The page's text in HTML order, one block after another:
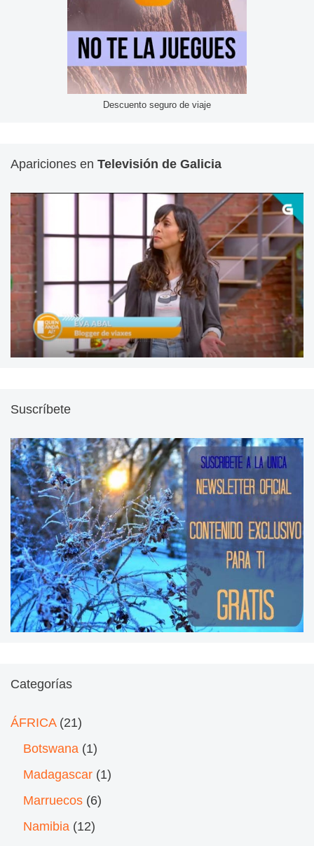
Descuento seguro de viaje
Apariciones en Televisión de Galicia
Suscríbete
Categorías
ÁFRICA(21)
Botswana (1)
Madagascar (1)
Marruecos (6)
Namibia (12)